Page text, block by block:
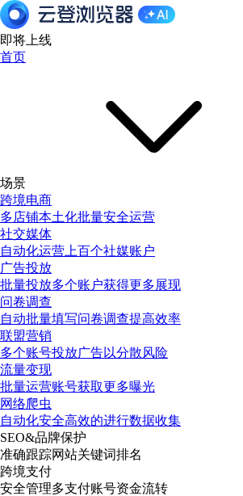
即将上线
首页
场景
跨境电商
多店铺本土化批量安全运营
社交媒体
自动化运营上百个社媒账户
广告投放
批量投放多个账户获得更多展现
问卷调查
自动批量填写问卷调查提高效率
联盟营销
多个账号投放广告以分散风险
流量变现
批量运营账号获取更多曝光
网络爬虫
自动化安全高效的进行数据收集
SEO&品牌保护
准确跟踪网站关键词排名
跨境支付
安全管理多支付账号资金流转